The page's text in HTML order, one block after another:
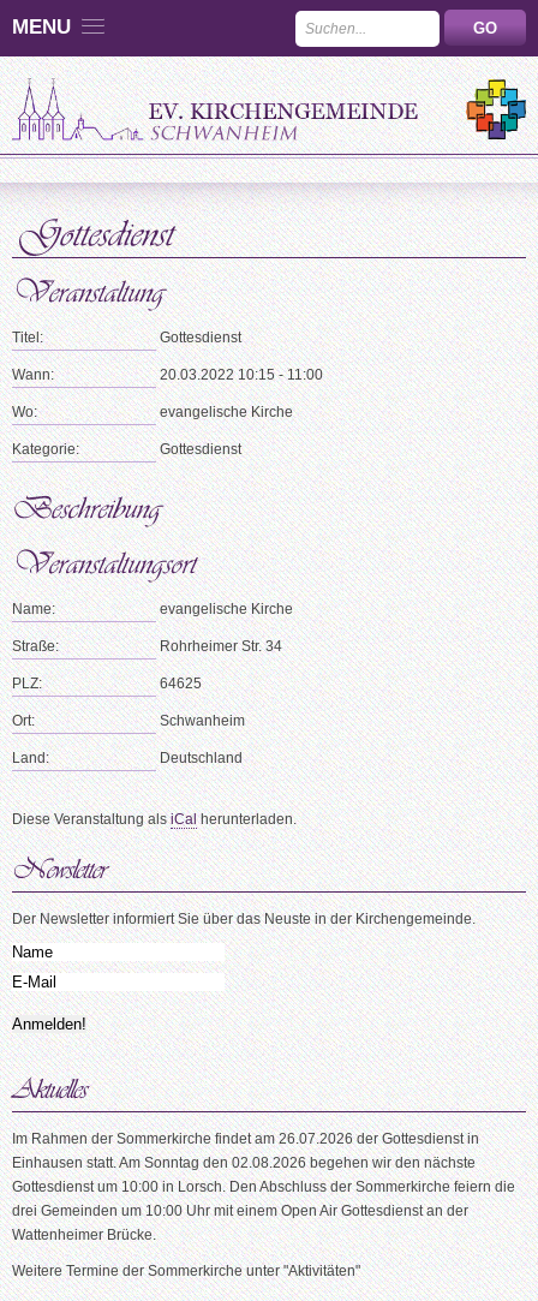
MENU
Titel: Gottesdienst
Wann: 20.03.2022 10:15 - 11:00
Wo: evangelische Kirche
Kategorie: Gottesdienst
Name: evangelische Kirche
Straße: Rohrheimer Str. 34
PLZ: 64625
Ort: Schwanheim
Land: Deutschland
Diese Veranstaltung alsiCalherunterladen.
Der Newsletter informiert Sie über das Neuste in der Kirchengemeinde.
Im Rahmen der Sommerkirche findet am 26.07.2026 der Gottesdienst in
Einhausen statt. Am Sonntag den 02.08.2026 begehen wir den nächste
Gottesdienst um 10:00 in Lorsch. Den Abschluss der Sommerkirche feiern die
drei Gemeinden um 10:00 Uhr mit einem Open Air Gottesdienst an der
Wattenheimer Brücke.
Weitere Termine der Sommerkirche unter "Aktivitäten"